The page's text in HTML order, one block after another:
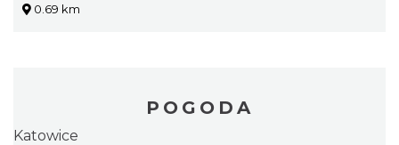
0.69 km
POGODA
Katowice